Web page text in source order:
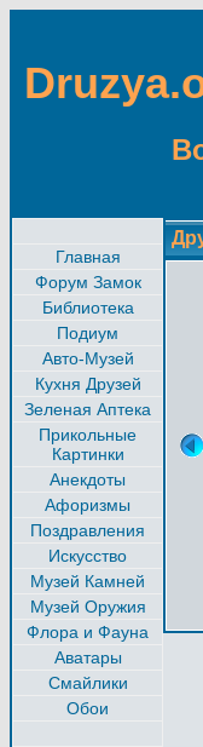
Главная
Форум Замок
Библиотека
Подиум
Авто-Музей
Кухня Друзей
Зеленая Аптека
Прикольные
Картинки
Анекдоты
Афоризмы
Поздравления
Искусство
Музей Камней
Музей Оружия
Флора и Фауна
Аватары
Смайлики
Обои